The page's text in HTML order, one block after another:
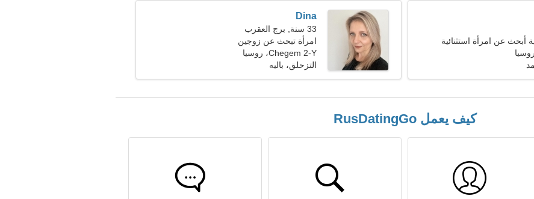
أبحث عن امرأة استثنائية
Dina
33 سنة, برج العقرب
امرأة تبحث عن زوجين
Chegem 2-Y، روسيا
التزحلق، باليه
كيف يعمل RusDatingGo